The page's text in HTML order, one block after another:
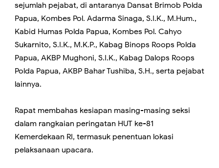
sejumlah pejabat, di antaranya Dansat Brimob Polda
Papua, Kombes Pol. Adarma Sinaga, S.I.K., M.Hum.,
Kabid Humas Polda Papua, Kombes Pol. Cahyo
Sukarnito, S.I.K., M.K.P., Kabag Binops Roops Polda
Papua, AKBP Mughoni, S.I.K., Kabag Dalops Roops
Polda Papua, AKBP Bahar Tushiba, S.H., serta pejabat
lainnya.
Rapat membahas kesiapan masing-masing seksi
dalam rangkaian peringatan HUT ke-81
Kemerdekaan RI, termasuk penentuan lokasi
pelaksanaan upacara.